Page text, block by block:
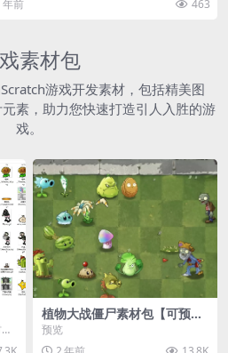
年前 463
素材包
游戏开发素材，包括精美图
素，助力您快速打造引人入胜的游
戏。
植物大战僵尸素材包【可预
览】
预览